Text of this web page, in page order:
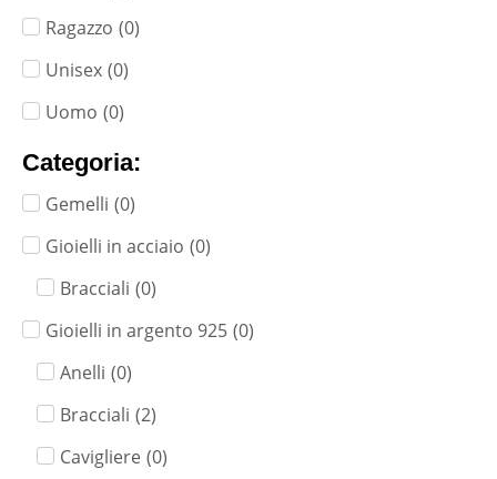
Ragazzo (0)
Unisex (0)
Uomo (0)
Categoria:
Gemelli (0)
Gioielli in acciaio (0)
Bracciali (0)
Gioielli in argento 925 (0)
Anelli (0)
Bracciali (2)
Cavigliere (0)